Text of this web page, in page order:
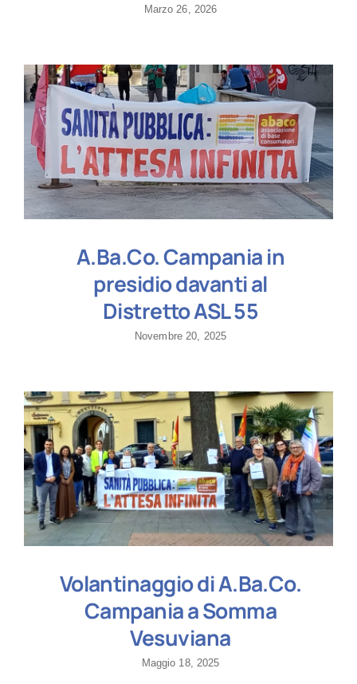
Marzo 26, 2026
A.Ba.Co. Campania in
presidio davanti al
Distretto ASL 55
Novembre 20, 2025
Volantinaggio di A.Ba.Co.
Campania a Somma
Vesuviana
Maggio 18, 2025